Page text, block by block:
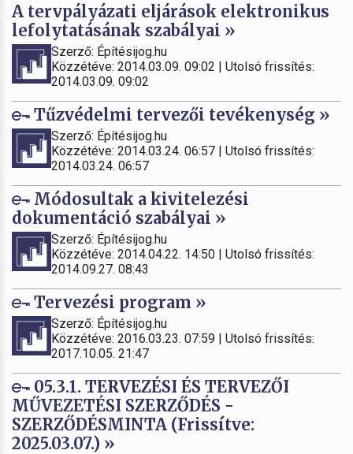
A tervpályázati eljárások elektronikus
lefolytatásának szabályai »
Szerző: Építésijog.hu
Közzétéve: 2014.03.09. 09:02 | Utolsó frissítés:
2014.03.09. 09:02
Tűzvédelmi tervezői tevékenység »
Szerző: Építésijog.hu
Közzétéve: 2014.03.24. 06:57 | Utolsó frissítés:
2014.03.24. 06:57
Módosultak a kivitelezési
dokumentáció szabályai »
Szerző: Építésijog.hu
Közzétéve: 2014.04.22. 14:50 | Utolsó frissítés:
2014.09.27. 08:43
Tervezési program »
Szerző: Építésijog.hu
Közzétéve: 2016.03.23. 07:59 | Utolsó frissítés:
2017.10.05. 21:47
05.3.1. TERVEZÉSI ÉS TERVEZŐI
MŰVEZETÉSI SZERZŐDÉS -
SZERZŐDÉSMINTA (Frissítve:
2025.03.07.) »